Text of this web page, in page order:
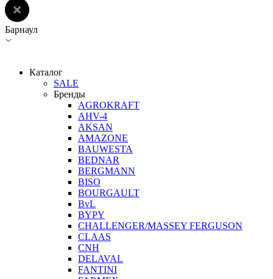
Барнаул
Каталог
SALE
Бренды
AGROKRAFT
AHV-4
AKSAN
AMAZONE
BAUWESTA
BEDNAR
BERGMANN
BISO
BOURGAULT
BvL
BYPY
CHALLENGER/MASSEY FERGUSON
CLAAS
CNH
DELAVAL
FANTINI